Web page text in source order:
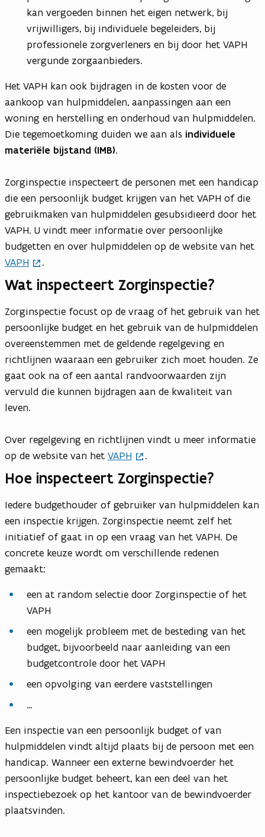
kan vergoeden binnen het eigen netwerk, bij
vrijwilligers, bij individuele begeleiders, bij
professionele zorgverleners en bij door het VAPH
vergunde zorgaanbieders.
Het VAPH kan ook bijdragen in de kosten voor de
aankoop van hulpmiddelen, aanpassingen aan een
woning en herstelling en onderhoud van hulpmiddelen.
Die tegemoetkoming duiden we aan als individuele
materiële bijstand (IMB).
Zorginspectie inspecteert de personen met een handicap
die een persoonlijk budget krijgen van het VAPH of die
gebruikmaken van hulpmiddelen gesubsidieerd door het
VAPH. U vindt meer informatie over persoonlijke
budgetten en over hulpmiddelen op de website van het
VAPH
.
Wat inspecteert Zorginspectie?
Zorginspectie focust op de vraag of het gebruik van het
persoonlijke budget en het gebruik van de hulpmiddelen
overeenstemmen met de geldende regelgeving en
richtlijnen waaraan een gebruiker zich moet houden. Ze
gaat ook na of een aantal randvoorwaarden zijn
vervuld die kunnen bijdragen aan de kwaliteit van
leven.
Over regelgeving en richtlijnen vindt u meer informatie
op de website van het VAPH .
Hoe inspecteert Zorginspectie?
Iedere budgethouder of gebruiker van hulpmiddelen kan
een inspectie krijgen. Zorginspectie neemt zelf het
initiatief of gaat in op een vraag van het VAPH. De
concrete keuze wordt om verschillende redenen
gemaakt:
een at random selectie door Zorginspectie of het
VAPH
een mogelijk probleem met de besteding van het
budget, bijvoorbeeld naar aanleiding van een
budgetcontrole door het VAPH
een opvolging van eerdere vaststellingen
…
Een inspectie van een persoonlijk budget of van
hulpmiddelen vindt altijd plaats bij de persoon met een
handicap. Wanneer een externe bewindvoerder het
persoonlijke budget beheert, kan een deel van het
inspectiebezoek op het kantoor van de bewindvoerder
plaatsvinden.